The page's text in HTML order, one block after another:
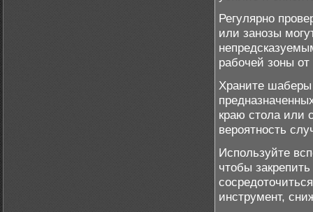
Регулярно
или занозы
рабочей зоны
Храните
краю стола или
вероятность
Используйте
чтобы
инструмент,